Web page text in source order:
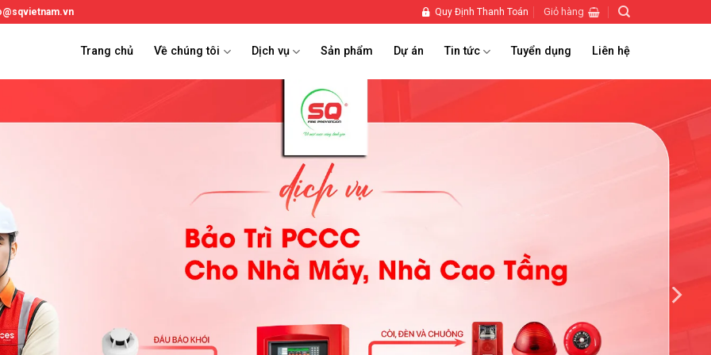
Quy Định Thanh Toán Giỏ hàng
Trang chủ Về chúng tôi Dịch vụ Sản phẩm Dự án Tin tức Tuyển dụng Liên hệ